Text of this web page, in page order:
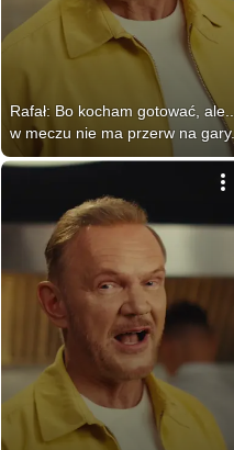
Rafał: Bo kocham gotować, ale..
w meczu nie ma przerw na gary.